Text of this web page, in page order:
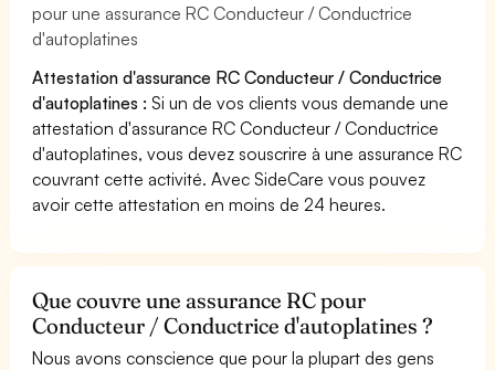
pour une assurance RC Conducteur / Conductrice
d'autoplatines
Attestation d'assurance RC Conducteur / Conductrice
d'autoplatines : Si un de vos clients vous demande une
attestation d'assurance RC Conducteur / Conductrice
d'autoplatines, vous devez souscrire à une assurance RC
couvrant cette activité. Avec SideCare vous pouvez
avoir cette attestation en moins de 24 heures.
Que couvre une assurance RC pour
Conducteur / Conductrice d'autoplatines ?
Nous avons conscience que pour la plupart des gens